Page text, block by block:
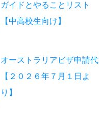
ガイドとやることリスト
【中高校生向け】
オーストラリアビザ申請代
【２０２６年７月１日よ
り】